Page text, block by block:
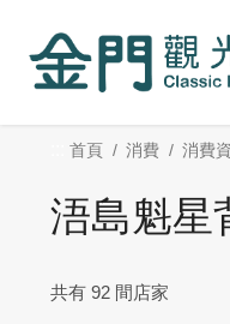
內
首頁 消費 消費
浯島魁星
共有 92 間店家